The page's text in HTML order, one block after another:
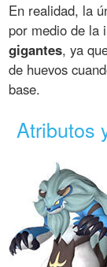
En realidad, la
por medio de la
gigantes, ya
de huevos
base.
Atributos